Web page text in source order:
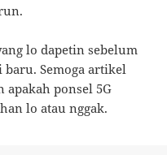
lo dapetin sebelum
Semoga artikel
ponsel 5G
lo atau nggak.